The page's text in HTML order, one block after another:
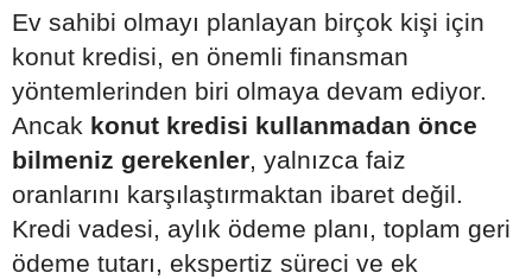
Ev sahibi olmayı planlayan birçok kişi için
konut kredisi, en önemli finansman
yöntemlerinden biri olmaya devam ediyor.
Ancak konut kredisi kullanmadan önce
bilmeniz gerekenler, yalnızca faiz
oranlarını karşılaştırmaktan ibaret değil.
Kredi vadesi, aylık ödeme planı, toplam geri
ödeme tutarı, ekspertiz süreci ve ek